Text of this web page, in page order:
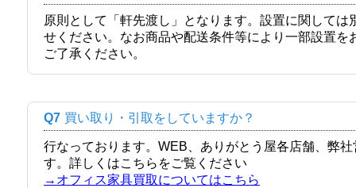
原則として「軒先渡し」となります。設置に関して
せください。なお商品や配送条件等により一部設置
ご了承ください。
Q7 買い取り・引取をしていますか？
行なっております。WEB、ありがとう屋各店舗、弊
す。詳しくはこちらをご覧ください
→オフィス家具買取についてはこちら